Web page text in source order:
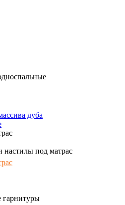
дуба
настилы под матрас
гарнитуры